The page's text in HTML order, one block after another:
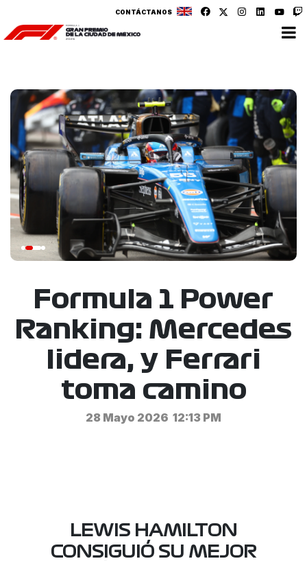
CONTÁCTANOS
Formula 1 Power
Ranking: Mercedes
lidera, y Ferrari
toma camino
28 Mayo 2026 12:13 PM
LEWIS HAMILTON
CONSIGUIÓ SU MEJOR